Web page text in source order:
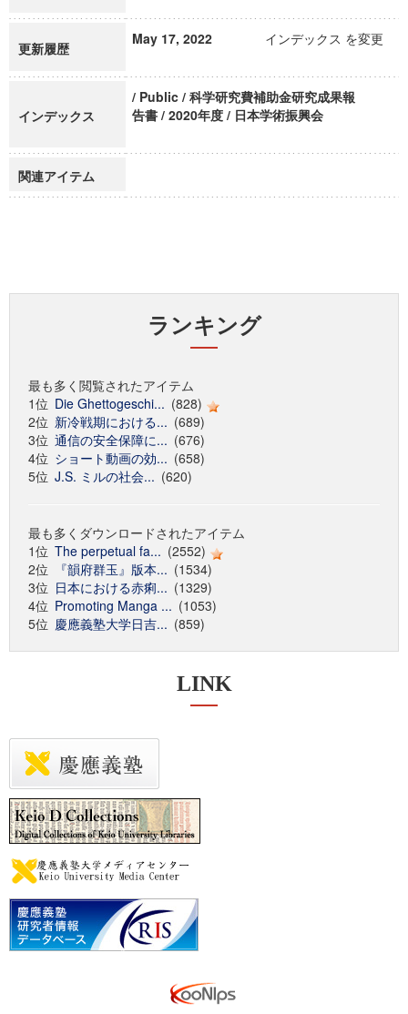
更新履歴
May 17, 2022 インデックス を変更
インデックス
/ Public / 科学研究費補助金研究成果報
告書 / 2020年度 / 日本学術振興会
関連アイテム
ランキング
最も多く閲覧されたアイテム
1位 Die Ghettogeschi... (828)
2位 新冷戦期における... (689)
3位 通信の安全保障に... (676)
4位 ショート動画の効... (658)
5位 J.S. ミルの社会... (620)
最も多くダウンロードされたアイテム
1位 The perpetual fa... (2552)
2位
『韻府群玉』版本... (1534)
3位 日本における赤痢... (1329)
4位 Promoting Manga ... (1053)
5位 慶應義塾大学日吉... (859)
LINK